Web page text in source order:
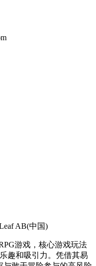
AB(中国)
游戏，核心游戏玩法
趣和吸引力。凭借其易